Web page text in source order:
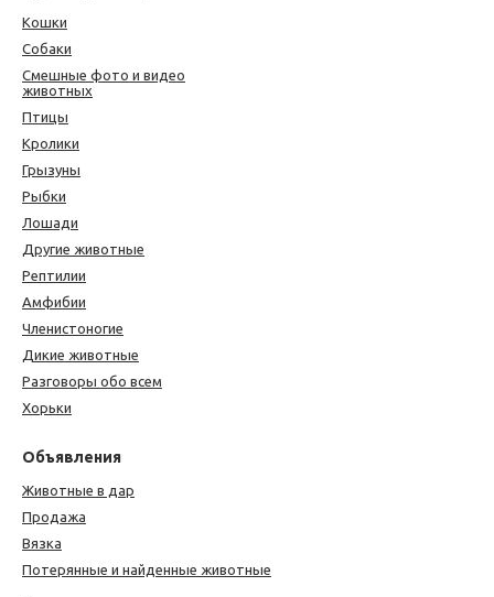
Кошки
Собаки
Смешные фото и видео
животных
Птицы
Кролики
Грызуны
Рыбки
Лошади
Другие животные
Рептилии
Амфибии
Членистоногие
Дикие животные
Разговоры обо всем
Хорьки
Объявления
Животные в дар
Продажа
Вязка
Потерянные и найденные животные